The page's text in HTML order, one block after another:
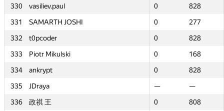
330
vasiliev.paul 0
828
331
SAMARTH JOSHI 0
277
332
t0pcoder 0
828
333
Piotr Mikulski 0
168
334
ankrypt 0
828
335
JDraya —
—
336
政祺 王 0
808
330
vasiliev.paul 0
828
331
SAMARTH JOSHI 0
277
332
t0pcoder 0
828
333
Piotr Mikulski 0
168
334
ankrypt 0
828
335
JDraya —
—
336
政祺 王 0
808